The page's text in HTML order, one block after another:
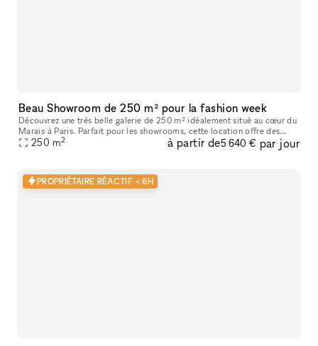
Beau Showroom de 250 m² pour la fashion week
Découvrez une très belle galerie de 250 m² idéalement situé au cœur du
Marais à Paris. Parfait pour les showrooms, cette location offre des
caractéristiques uniques telles que de hauts plafonds, des
250 m2 à partir de5 640 € par jour
PROPRIÉTAIRE RÉACTIF < 6H